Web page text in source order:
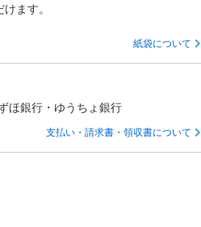
ます。
紙袋について
ほ銀行・ゆうちょ銀行
支払い・請求書・領収書について